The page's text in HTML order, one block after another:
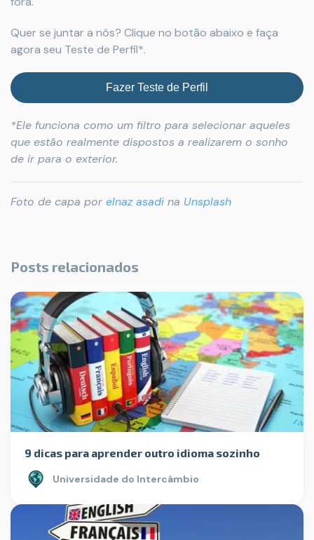
Quer se juntar a nós? Clique no botão abaixo e faça
agora seu Teste de Perfil*.
Fazer Teste de Perfil
*Ele funciona como um filtro para selecionar aqueles
que estão realmente dispostos a realizarem o sonho
de ir para o exterior.
Foto de capa por elnaz asadi na Unsplash
Posts relacionados
9 dicas para aprender outro idioma sozinho
Universidade do Intercâmbio